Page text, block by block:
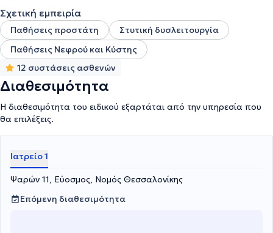
Σχετική εμπειρία
Παθήσεις προστάτη
Στυτική δυσλειτουργία
Παθήσεις Νεφρού και Κύστης
12 συστάσεις ασθενών
Διαθεσιμότητα
Η διαθεσιμότητα του ειδικού εξαρτάται από την υπηρεσία που
θα επιλέξεις.
Ιατρείο 1
Ψαρών 11, Εύοσμος, Νομός Θεσσαλονίκης
Επόμενη διαθεσιμότητα